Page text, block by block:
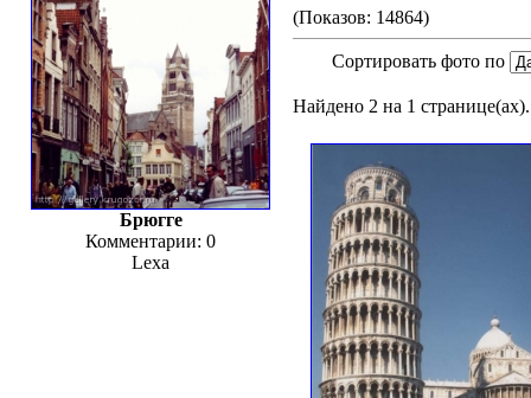
Брюгге
Комментарии: 0
Lexa
(Показов: 14864)
Сортировать фото по
Найдено 2 на 1